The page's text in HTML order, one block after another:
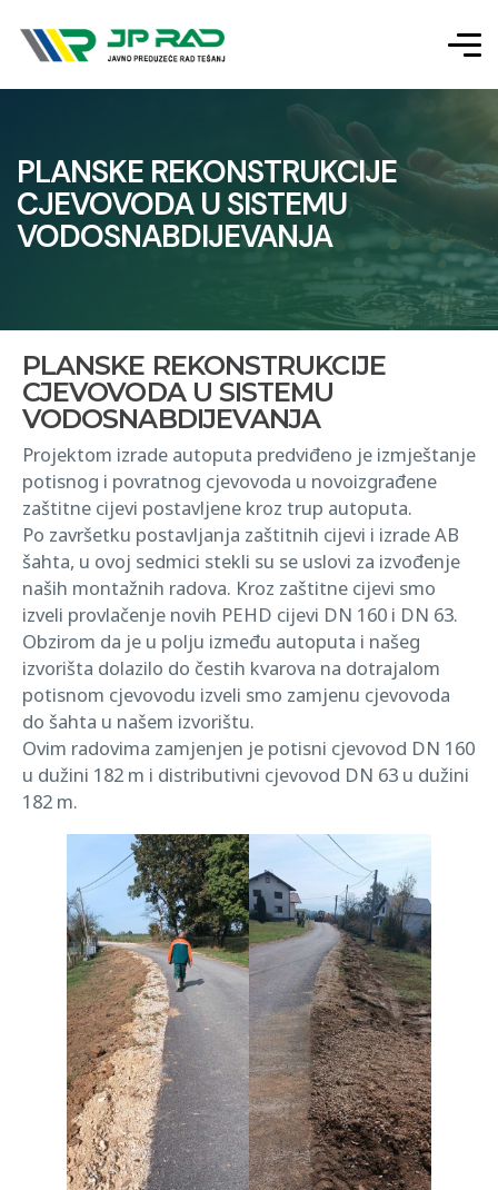
PLANSKE REKONSTRUKCIJE
CJEVOVODA U SISTEMU
VODOSNABDIJEVANJA
PLANSKE REKONSTRUKCIJE
CJEVOVODA U SISTEMU
VODOSNABDIJEVANJA
Projektom izrade autoputa predviđeno je izmještanje
potisnog i povratnog cjevovoda u novoizgrađene
zaštitne cijevi postavljene kroz trup autoputa.
Po završetku postavljanja zaštitnih cijevi i izrade AB
šahta, u ovoj sedmici stekli su se uslovi za izvođenje
naših montažnih radova. Kroz zaštitne cijevi smo
izveli provlačenje novih PEHD cijevi DN 160 i DN 63.
Obzirom da je u polju između autoputa i našeg
izvorišta dolazilo do čestih kvarova na dotrajalom
potisnom cjevovodu izveli smo zamjenu cjevovoda
do šahta u našem izvorištu.
Ovim radovima zamjenjen je potisni cjevovod DN 160
u dužini 182 m i distributivni cjevovod DN 63 u dužini
182 m.